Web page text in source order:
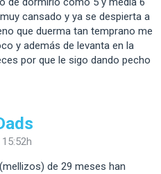
cansado y ya se despierta a
que duerma tan temprano me
y además de levanta en la
por que le sigo dando pecho
de 29 meses han